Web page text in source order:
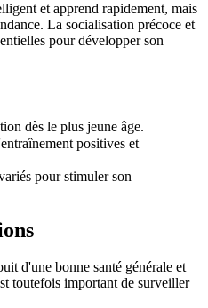
et apprend rapidement, mais
La socialisation précoce et
pour développer son
dès le plus jeune âge.
positives et
pour stimuler son
d'une bonne santé générale et
toutefois important de surveiller